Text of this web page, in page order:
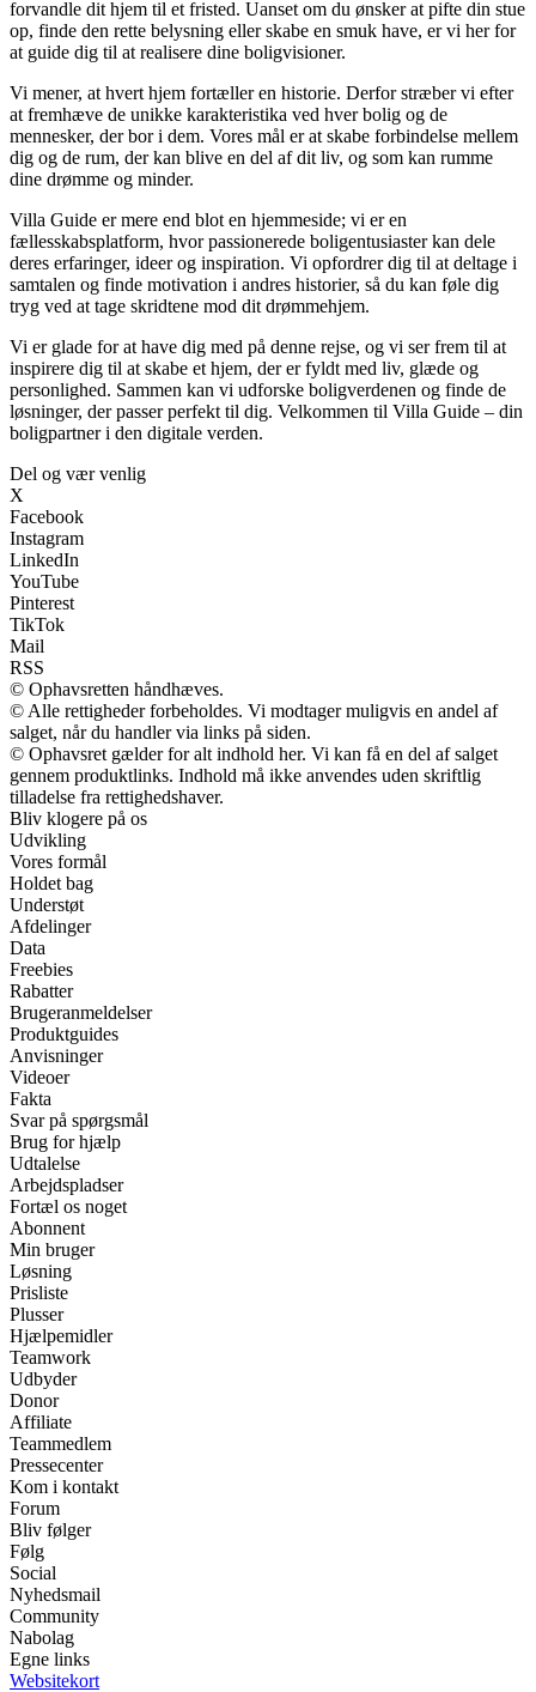
forvandle dit hjem til et fristed. Uanset om du ønsker at pifte din stue
op, finde den rette belysning eller skabe en smuk have, er vi her for
at guide dig til at realisere dine boligvisioner.
Vi mener, at hvert hjem fortæller en historie. Derfor stræber vi efter
at fremhæve de unikke karakteristika ved hver bolig og de
mennesker, der bor i dem. Vores mål er at skabe forbindelse mellem
dig og de rum, der kan blive en del af dit liv, og som kan rumme
dine drømme og minder.
Villa Guide er mere end blot en hjemmeside; vi er en
fællesskabsplatform, hvor passionerede boligentusiaster kan dele
deres erfaringer, ideer og inspiration. Vi opfordrer dig til at deltage i
samtalen og finde motivation i andres historier, så du kan føle dig
tryg ved at tage skridtene mod dit drømmehjem.
Vi er glade for at have dig med på denne rejse, og vi ser frem til at
inspirere dig til at skabe et hjem, der er fyldt med liv, glæde og
personlighed. Sammen kan vi udforske boligverdenen og finde de
løsninger, der passer perfekt til dig. Velkommen til Villa Guide – din
boligpartner i den digitale verden.
Del og vær venlig
X
Facebook
Instagram
LinkedIn
YouTube
Pinterest
TikTok
Mail
RSS
© Ophavsretten håndhæves.
© Alle rettigheder forbeholdes. Vi modtager muligvis en andel af
salget, når du handler via links på siden.
© Ophavsret gælder for alt indhold her. Vi kan få en del af salget
gennem produktlinks. Indhold må ikke anvendes uden skriftlig
tilladelse fra rettighedshaver.
Bliv klogere på os
Udvikling
Vores formål
Holdet bag
Understøt
Afdelinger
Data
Freebies
Rabatter
Brugeranmeldelser
Produktguides
Anvisninger
Videoer
Fakta
Svar på spørgsmål
Brug for hjælp
Udtalelse
Arbejdspladser
Fortæl os noget
Abonnent
Min bruger
Løsning
Prisliste
Plusser
Hjælpemidler
Teamwork
Udbyder
Donor
Affiliate
Teammedlem
Pressecenter
Kom i kontakt
Forum
Bliv følger
Følg
Social
Nyhedsmail
Community
Nabolag
Egne links
Websitekort